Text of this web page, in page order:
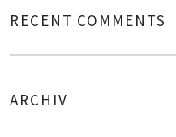
RECENT COMMENTS
ARCHIV